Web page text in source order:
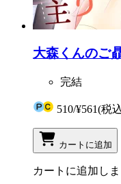
大森くんのご
完結
510/¥561(税
カートに追加
カートに追加し